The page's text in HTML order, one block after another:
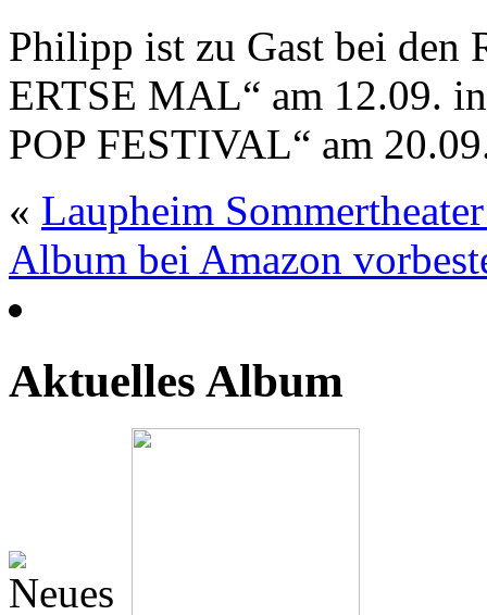
Philipp ist zu Gast bei den
ERTSE MAL“ am 12.09.
POP FESTIVAL“ am
« Laupheim
Album bei Amazon
Aktuelles Album